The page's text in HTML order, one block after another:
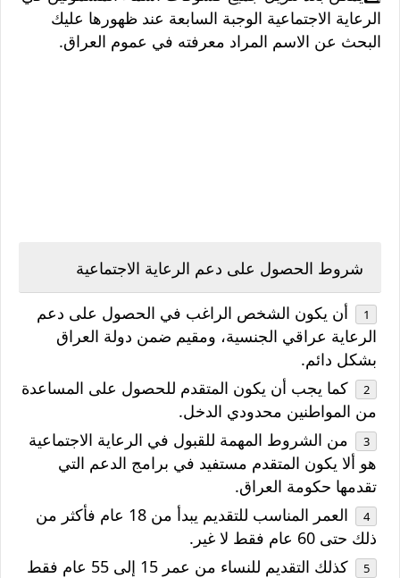
الرعاية الاجتماعية الوجبة السابعة عند ظهورها عليك
البحث عن الاسم المراد معرفته في عموم العراق.
شروط الحصول على دعم الرعاية الاجتماعية
أن يكون الشخص الراغب في الحصول على دعم
الرعاية عراقي الجنسية، ومقيم ضمن دولة العراق
بشكل دائم.
كما يجب أن يكون المتقدم للحصول على المساعدة
من المواطنين محدودي الدخل.
من الشروط المهمة للقبول في الرعاية الاجتماعية
هو ألا يكون المتقدم مستفيد في برامج الدعم التي
تقدمها حكومة العراق.
العمر المناسب للتقديم يبدأ من 18 عام فأكثر من
ذلك حتى 60 عام فقط لا غير.
كذلك التقديم للنساء من عمر 15 إلى 55 عام فقط